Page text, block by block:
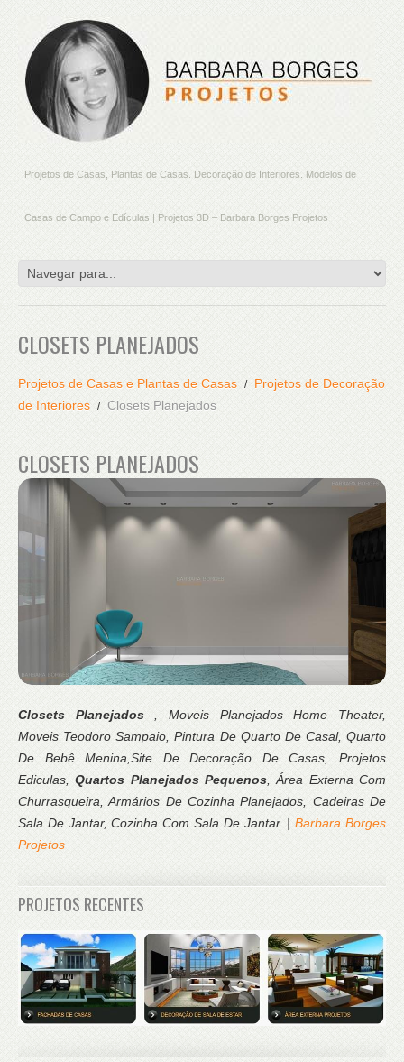
Projetos de Casas, Plantas de Casas. Decoração de Interiores. Modelos de
Casas de Campo e Edículas | Projetos 3D – Barbara Borges Projetos
CLOSETS PLANEJADOS
Projetos de Casas e Plantas de Casas
Projetos de Decoração
de Interiores
Closets Planejados
CLOSETS PLANEJADOS
Closets Planejados, Moveis Planejados Home Theater,
Moveis Teodoro Sampaio, Pintura De Quarto De Casal, Quarto
De Bebê Menina,Site De Decoração De Casas, Projetos
Ediculas,Quartos Planejados Pequenos, Área Externa Com
Churrasqueira, Armários De Cozinha Planejados, Cadeiras De
Sala De Jantar, Cozinha Com Sala De Jantar. |Barbara Borges
Projetos
PROJETOS RECENTES